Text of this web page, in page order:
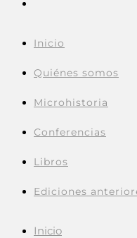
Inicio
Quiénes somos
Microhistoria
Conferencias
Libros
Ediciones
Inicio